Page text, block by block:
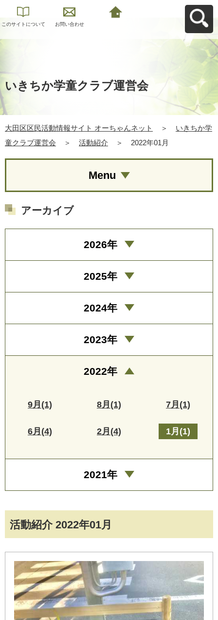
このサイトについて お問い合わせ
いきちか学童クラブ運営会
大田区区民活動情報サイト オーちゃんネット ＞
いきちか学
童クラブ運営会
＞ 活動紹介 ＞ 2022年01月
活動紹介 2022年01月
Menu
アーカイブ
2026年
2025年
2024年
2023年
2022年
9月(1) 8月(1) 7月(1)
6月(4) 2月(4) 1月(1)
2021年